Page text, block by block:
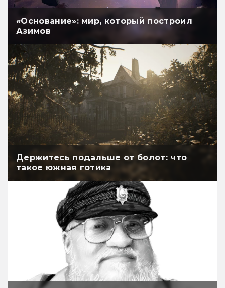
«Основание»: мир, который построил
Азимов
Держитесь подальше от болот: что
такое южная готика